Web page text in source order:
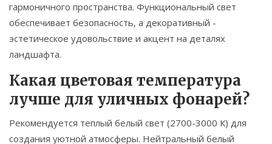
гармоничного пространства. Функциональный свет
обеспечивает безопасность, а декоративный -
эстетическое удовольствие и акцент на деталях
ландшафта.
Какая цветовая температура
лучше для уличных фонарей?
Рекомендуется теплый белый свет (2700-3000 К) для
создания уютной атмосферы. Нейтральный белый